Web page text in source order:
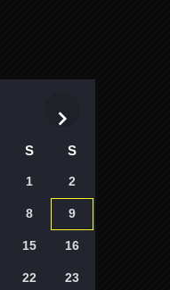
S S
1 2
8 9
15 16
22 23